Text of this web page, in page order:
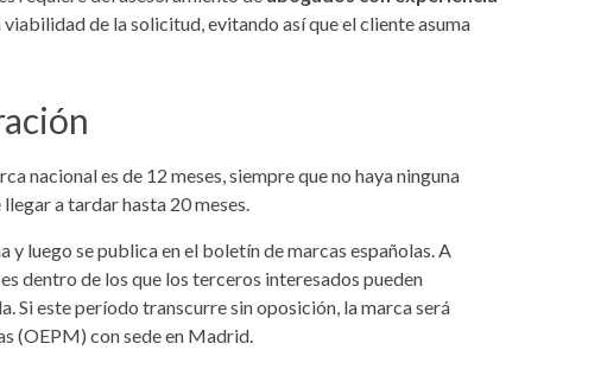
viabilidad de la solicitud, evitando así que el cliente asuma
nacional es de 12 meses, siempre que no haya ninguna
a tardar hasta 20 meses.
y luego se publica en el boletín de marcas españolas. A
dentro de los que los terceros interesados pueden
Si este período transcurre sin oposición, la marca será
(OEPM) con sede en Madrid.